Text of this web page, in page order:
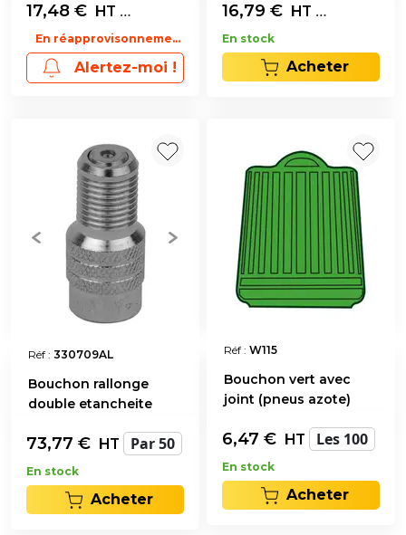
17,48 € HT Les 1000
En réapprovisonnement
Alertez-moi !
16,79 € HT Les 1000
En stock
Acheter
Réf : 330709AL
Bouchon rallonge
double etancheite
73,77 € HT Par 50
En stock
Acheter
Réf : W115
Bouchon vert avec
joint (pneus azote)
6,47 € HT Les 100
En stock
Acheter